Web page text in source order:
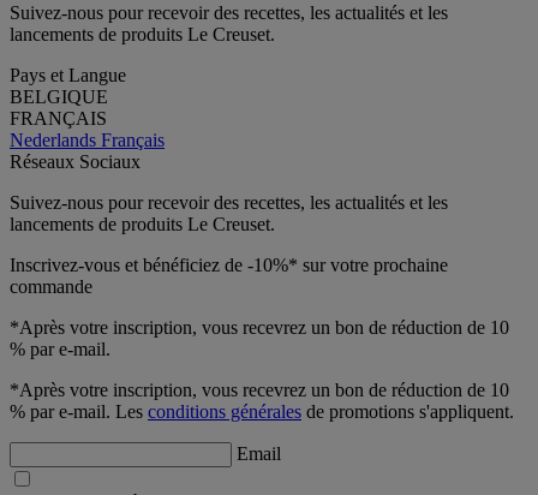
Suivez-nous pour recevoir des recettes, les actualités et les
lancements de produits Le Creuset.
Pays et Langue
BELGIQUE
FRANÇAIS
Nederlands Français
Réseaux Sociaux
Suivez-nous pour recevoir des recettes, les actualités et les
lancements de produits Le Creuset.
Inscrivez-vous et bénéficiez de -10%* sur votre prochaine
commande
*Après votre inscription, vous recevrez un bon de réduction de 10
% par e-mail.
*Après votre inscription, vous recevrez un bon de réduction de 10
% par e-mail. Les conditions générales de promotions s'appliquent.
Email